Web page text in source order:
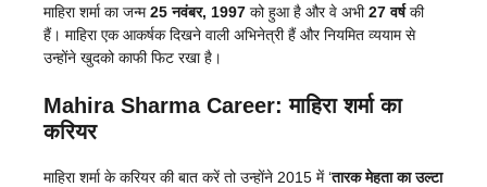
माहिरा शर्मा का जन्म25 नवंबर, 1997 को हुआ है और वे अभी27 वर्षकी
हैं। माहिरा एक आकर्षक दिखने वाली अभिनेत्री हैं और नियमित व्ययाम से
उन्होंने खुदको काफी फिट रखा है।
Mahira Sharma Career: माहिरा शर्मा का
करियर
माहिरा शर्मा के करियर की बात करें तो उन्होंने 2015 में ‘तारक मेहता का उल्टा